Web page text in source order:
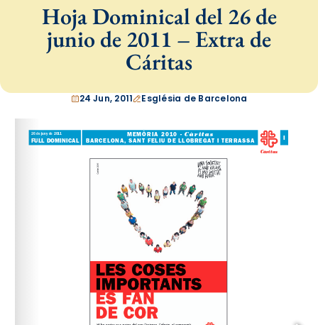
Hoja Dominical del 26 de
junio de 2011 – Extra de
Cáritas
24 Jun, 2011 Església de Barcelona